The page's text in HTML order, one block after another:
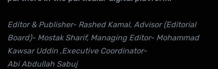
Editor & Publisher- Rashed Kamal, Advisor (Editorial
Board)- Mostak Sharif, Managing Editor- Mohammad
Kawsar Uddin ,Executive Coordinator-
Abi Abdullah Sabuj